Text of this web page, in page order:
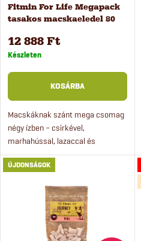
e
k
r
e
n
d
k
e
k
l
i
s
Fitmin For Life Megapack
tasakos macskaeledel 80
12 888 Ft
Készleten
KOSÁRBA
Macskáknak szánt mega csomag
négy ízben – csirkével,
marhahússal, lazaccal és
kacsával. Kedvező kiszerelés, tele
zamatos húsos tasakokkal.
ÚJDONSÁGOK